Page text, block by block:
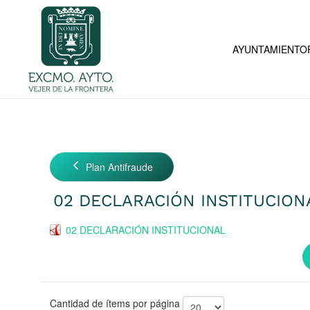
Skip to main content
AYUNTAMIENTO
Plan Antifraude
02 DECLARACIÓN
02 DECLARACIÓN INSTITUCIONAL
Cantidad de ítems por página